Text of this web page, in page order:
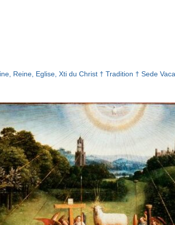
Reine, Eglise, Xti du Christ † Tradition † Sede